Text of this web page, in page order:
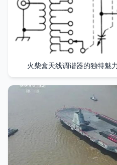
火柴盒天线调谐器的独特魅